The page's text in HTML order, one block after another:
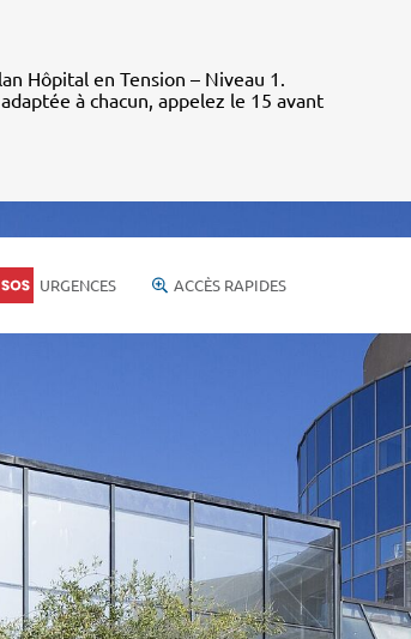
Hôpital en Tension – Niveau 1.
à chacun, appelez le 15 avant
URGENCES ACCÈS RAPIDES